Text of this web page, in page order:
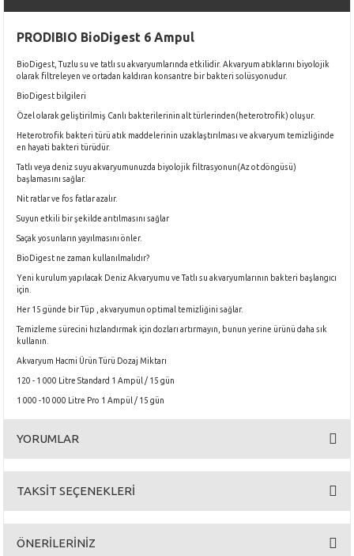
PRODIBIO BioDigest 6 Ampul
BioDigest, Tuzlu su ve tatlı su akvaryumlarında etkilidir. Akvaryum atıklarını biyolojik
olarak filtreleyen ve ortadan kaldıran konsantre bir bakteri solüsyonudur.
BioDigest bilgileri
Özel olarak geliştirilmiş Canlı bakterilerinin alt türlerinden(heterotrofik) oluşur.
Heterotrofik bakteri türü atık maddelerinin uzaklaştırılması ve akvaryum temizliğinde
en hayati bakteri türüdür.
Tatlı veya deniz suyu akvaryumunuzda biyolojik filtrasyonun(Az ot döngüsü)
başlamasını sağlar.
Nit ratlar ve fos fatlar azalır.
Suyun etkili bir şekilde arıtılmasını sağlar
Saçak yosunların yayılmasını önler.
BioDigest ne zaman kullanılmalıdır?
Yeni kurulum yapılacak Deniz Akvaryumu ve Tatlı su akvaryumlarının bakteri başlangıcı
için.
Her 15 günde bir Tüp , akvaryumun optimal temizliğini sağlar.
Temizleme sürecini hızlandırmak için dozları artırmayın, bunun yerine ürünü daha sık
kullanın.
Akvaryum Hacmi Ürün Türü Dozaj Miktarı
120 - 1 000 Litre Standard 1 Ampül / 15 gün
1 000 -10 000 Litre Pro 1 Ampül / 15 gün
YORUMLAR
TAKSİT SEÇENEKLERİ
ÖNERİLERİNİZ